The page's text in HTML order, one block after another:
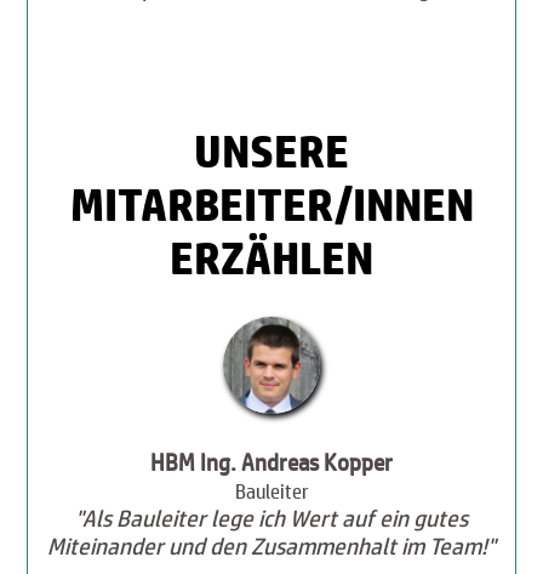
UNSERE
MITARBEITER/INNEN
ERZÄHLEN
HBM Ing. Andreas Kopper
Bauleiter
"Als Bauleiter lege ich Wert auf ein gutes
Miteinander und den Zusammenhalt im Team!"